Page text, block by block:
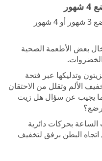
تشمل طرق علاج الإمساك عند الرضع 3 شهور أو 4 شهور
بعض الأطعمة الصحية
وتدليكها عبر فتحة
الألم وتقلل من الاحتقان
ما يجيب عن سؤال هل زيت
بحركات دائرية
البطن برفق لتخفيف